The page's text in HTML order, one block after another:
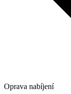
Oprava nabíjení